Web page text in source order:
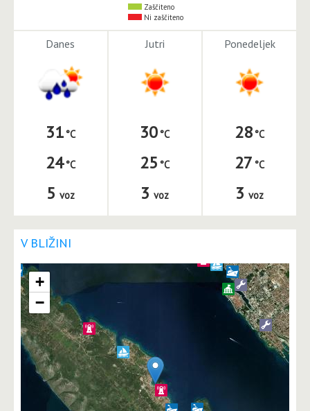
Zaščiteno
Ni zaščiteno
Danes
31
24
5 voz
Jutri
30
25
3 voz
Ponedeljek
28
27
3 voz
V BLIŽINI
+
−